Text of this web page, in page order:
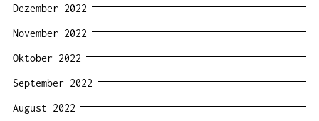
Dezember 2022
November 2022
Oktober 2022
September 2022
August 2022